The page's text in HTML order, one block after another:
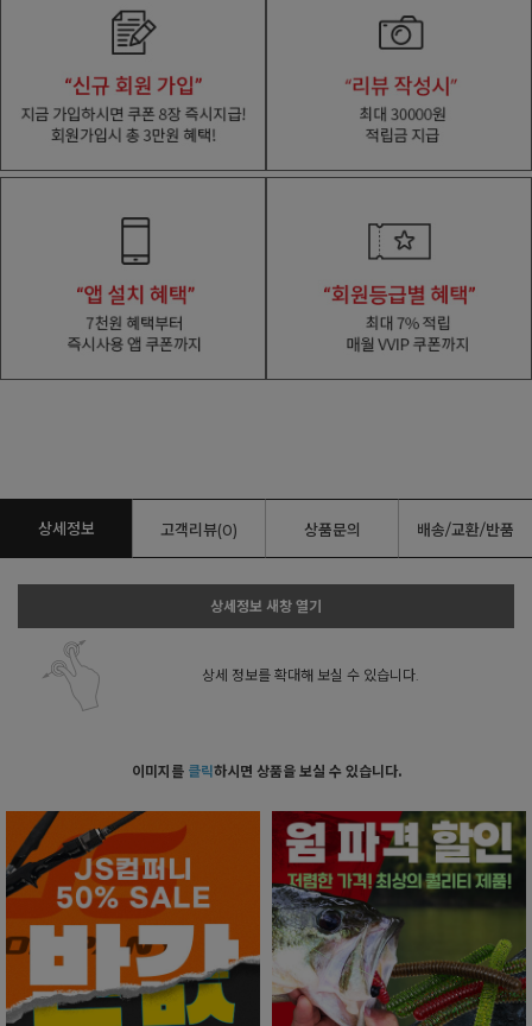
상세정보 고객리뷰(0) 상품문의 배송/교환/반품
상세정보 새창 열기
상세 정보를 확대해 보실 수 있습니다.
이미지를 클릭하시면 상품을 보실 수 있습니다.